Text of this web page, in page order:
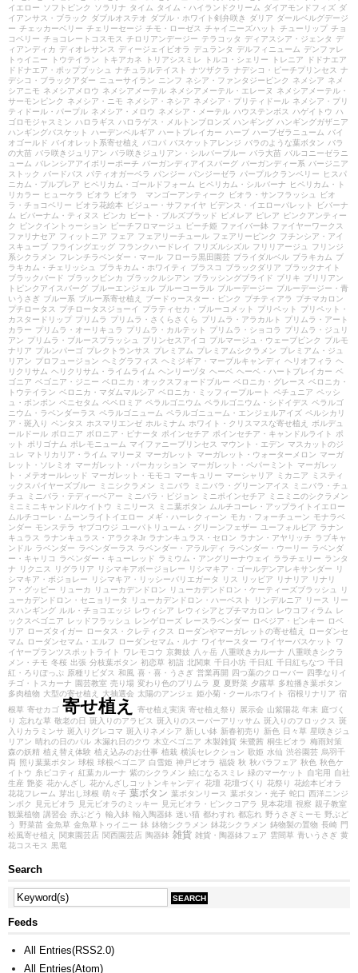
イエロー ソフトピンク ソラリナ タイム タイム・ハイランドクリーム ダイアモンドフィズ ダ
イアンサス・ブラック
ダブルオステオ ダブル・ホワイト剣弁咲き ダリア ダールベルグデージ
ー チェッカーベリー チェリーセージ チモ・ローゼス チャイニーズハット チューリップ チョ
コベリー チョコレートコスモス チロリアンデージー テラコッタ ディアスシア・ジェンタ
デ
ィアンディカ ディオレサンス ディージェイビオラ デュランタ デルフィニューム デンファレ
トゥイニー
トウテイラン トキアカネ トリアシスミレ トルコ・シェリー トレニア
ドドナエア
ドドナエア・ポップブッシュ
ナチュラルテイスト ナツザクラ ナデシコ・ピーチプリンセス ナ
デシコ・ブラックアダー
ニューサイラン ニンフ ネシア・ファンタジーピンク ネメシア ネメ
シアニモ ネメシアメロウ ネメシアメーテル ネメシアメーテル・エレーヌ
ネメシアメーテル・
サーモンピンク
ネメシア・ニモ ネメシア・ネシア ネメシア・プリティドール ネメシア・プリ
ティドール・パープル ネメシア・メロウ ネメシア・メーテル ハウステンボス ハゲイトウ ハ
ゴロモジャスミン ハロラギス ハロラゲス・メルトンブロンズ ハンギング ハンギングガザニア
ハンギングバスケット
ハーデンベルギア ハートブレイカー ハーブ ハーブゼラニューム バイ
オゴールド バイオレット系寄せ植え バコパ バスケットアレンジ バラのような葉ボタン バラ
の大苗 バラ咲きジュリアン バラ咲きジュリアン・シルバーブルー バラ大苗 バルコニーゼラニ
ューム バレンシアアイボリーポーチ バーガンディアイスバーグ バーガンディー系 バージニア
ストック
バードバス パティオガーベラ パンジー パンジーゼラ パープルクランベリー
ヒスパ
ニカム・プルプレア
ヒペリカム・ゴールドフォーム ヒペリカム・シルバーナ
ヒペリカム・ト
リカラー
ヒューケラ ビオラ ビオラ マンゴーアンティーク ビオラ・サンフラッシュ
ビオ
ラ・チョコベリー
ビオラ花絵本 ビジュー・サファイヤ ビデンス・イエローパレット
ビバーナ
ム
ビバーナム・ティヌス ビンカ ビート・ブルズブラッド ピメレア ピレア
ピンクアンティー
ク
ピンクイントゥーション ピーチフロマージュ ピーチ姫 ファイバー鉢 ファイヤーワークス
ファリナセア フィットニア フェア フェアリーチュール フェアリーピンク
フチンシア・アイ
スキューブ フライングエッグ フランクハードレイ フリズルシズル フリリアージュ
フリンジ
系シクラメン フレンチラベンダー・マール フローラ黒田園芸 ブライダルベル ブラキカム ブ
ラキカム・チェリッシュ
ブラキカム・ホワイティ ブラスコ ブラックダリア ブラックナイト
ブラックバード ブラックビンカ ブラックルシアン ブラッシングブライド ブリキ ブリリアン
トピンクアイスバーグ ブルーエンジェル ブルーコーラル ブルーデージー ブルーデージー・青
いうさぎ ブルー系 ブルー系寄せ植え ブードゥースター・ピンク プチティアラ
プチマカロン
プチロータス
プチロータスジョーイ プラティセカ・ブルーコメット プリペット
プリペット・
カスタードリップ プリムラ プリムラ・さくらさくら プリムラ・アラカルト
プリムラ・アート
カラー プリムラ・オーリキュラ プリムラ・カルテット プリムラ・ショコラ
プリムラ・ジュリ
アン プリムラ・ブルースプラッシュ プリンセスアイコ プルマージュ・ウェーブピンク
プルモ
ナリア プルンパーゴ プレクトランサス プレミアム プレミアムシクラメン プレミアム・ジュ
リアン プロフュージョン ヘミグラフィス ヘミジギア・マーブルキャンディ ヘリオフィラ ヘ
リクリサム ヘリクリサム・ライムライム ヘンリーヅタ ヘーベ ヘーベ・ハートブレイカー ベ
ゴニア ベゴニア・ジニー ベロニカ・オックスフォードブルー ベロニカ・グレース ベロニカ・
トウテイラン ベロニカ・マダムマルシア ベロニカ・ミッフィープルート ペチュニア ペッシ
ュ・ボンボン ペニセタム ペペロミア ペラルゴニウム ペラルゴニウム・シドイデス ペラルゴ
ニウム・ラベンダーラス ペラルゴニューム ペラルゴニューム・エンジェルアイズ ペルシカリ
ア・斑入り ペンタス ホスマリエンゼ ホルミナム ホワイト・クリスマスな寄せ植え
ボルデュ
ールドール ボロニア ボロニア・ピナータ ポインセチア ポインセチア・キャンドルライト
ポ
ット
ポリゴナム ポレモニューム マイファニープリンセス マウント・エデン マスカットのジ
ュレ マトリカリア・ライム マリーヌ マーガレット マーガレット・ウォーターメロン マーガ
レット・ソレミオ マーガレット・パーカッション マーガレット・ペパーミント
マーガレッ
ト・メテオールレッド マーガレット・モモコ マーキュリー マーシャリア ミカニア
ミスティ
ックスパイヤーズブルー
ミニシクラメン ミニバラ ミニバラ・グリーンアイス
ミニバラ・チュ
チュ
ミニバラ・テディーベアー ミニバラ・ピジョン ミニポインセチア
ミニミニのシクラメン
ミニミニキャンドルケイトウ
ミニリース ミニ葉ボタン
ムルチコーレ・アップライトイエロー
ムルチコーレ・ムーンライトイエロー
メギ・ハーレクィーン モカ・フォーチューン モナラベ
ンダー モンステラ ヤブコウジ ユーパトリューム・グリーンフェザー ユーフォルビア ラナン
キュラス
ラナンキュラス・アラクネJr ラナンキュラス・セロン ラナン・アヤリッチ ラブキャ
ンドル ラベンダー ラベンダーラス ラベンダー・アラルディ ラベンダー・ウーリー ラベンダ
ー・キャリコ
ラベンダー・キューレッド ラミウム・アングリーナウェイ ララチェリー ランタ
ナ
リクニス リグラリア リシマキアボージョレー リシマキア・ゴールデンアレキサンダー
リ
シマキア・ボジョレー
リシマキア・リッシーバリエガータ リス リッピア リナリア
リナリ
ア・グッピー
リューカ リューカデンドロン リューカデンドロン・ケーティーズブラッシュ
リ
ューカデンドロン・セニョリータ
リューカデンドロン・ハーベスト リンデルニア リース
リー
スハンギング ルル・チョコエッジ レウィシア レウィシアとプチマカロン レウコフィラム レ
ックスベゴニア レッドフラッシュ レンゲローズ レースラベンダー ロベジア・ピンキー
ロベ
リア
ローズタイガー ロータス・クレティクス ローダンやマーガレットの寄せ植え
ローダンセ
マム
ローダンセマム・エルフ ローダンセマム・ルナ ワイヤースター ワイヤーバスケット
ワ
イヤープランツスポットライト
ワレモコウ 京舞妓 八ヶ岳 八重咲きカルーナ
八重咲きシクラ
メン・チモ 冬桜 出張 分枝葉ボタン 初恋草 初詣 北関東 千日小坊 千日紅 千日紅ちなつ 千日
紅・ろりぽっぷ 原種リビダス 和風 喜・喜・うさぎ 営業再開 四つ葉のクローバー 四季なりイ
チゴ・トスカーナ
園芸教室 売り場 変わり色のプリムラ 夏 夏野菜 夕霧草 多粒播き葉ボタン
多肉植物 大型の寄せ植え 大抽選会 太陽のアンジェ 姫小菊・クールホワイト 宿根リナリア 宿
根草 寄せカゴ 寄せ植え 寄せ植え実演 寄せ植え祭り 展示会 山紫陽花 年末 庭づく
り 忘れな草 敬老の日 斑入りのアラビス 斑入りのスーパーアリッサム 斑入りのフロックス 斑
入りカラミンサ 斑入りグレコマ 斑入りネメシア 新しい鉢 新春初売り 新色 日々草 星咲きジュ
リアン 晴れの日のパル 木漏れ日のクウ 木立ベゴニア 木製雑貨 朱鷺茜 桐生ビオラ 梅雨対策
森の妖精 植え替え体験 植え込みのお仕事 植栽 横浜セレクション 歌姫 水仙 渋谷園芸 烏羽千
両 照り葉葉ボタン 球根 球根ベゴニア 白雪姫 神戸ビオラ 福袋 秋 秋バラフェア 秋色 秋色ケ
イトウ 糸ピコティ 紅葉カルーナ 紫のシクラメン 絵になるスミレ 緑のマーケット 自宅用
自社
生産 艶姿 花かんざし 花かんざしコットンキャンディ 花壇 花壇づくり 花祭り 花絵本ビオラ
花花フレーム 芽出し球根 萌々子 葉ボタン 葉ボタンリース 葉ボタン・光子 蛇口 西洋ニンジ
ンボク
見元ビオラ 見元ビオラのミッキー 見元ビオラ・ピンクコアラ 見本花壇 視察 親子教室
観葉植物 講習会 赤ぶどう 輸入鉢 輸入陶器鉢 迷い猫 都わすれ 都忘れ 野うさぎミーモ 野ぶど
う
野菜苗 金魚草 金魚草トゥイニー 鉢 鉢物シクラメン 鉢花シクラメン 鋳物製の置物 長崎
門
松風寄せ植え
関東園芸店 関西園芸店 陶器鉢 雑貨 雑貨・陶器鉢フェア 雲間草 青いうさぎ 黄
花コスモス 黒竜
Search
Feeds
All Entries(RSS2.0)
All Entries(Atom)